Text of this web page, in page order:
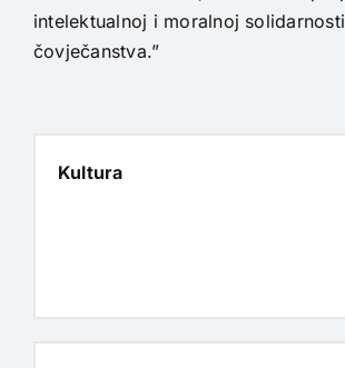
intelektualnoj i moralnoj solidarnosti
čovječanstva.”
Kultura